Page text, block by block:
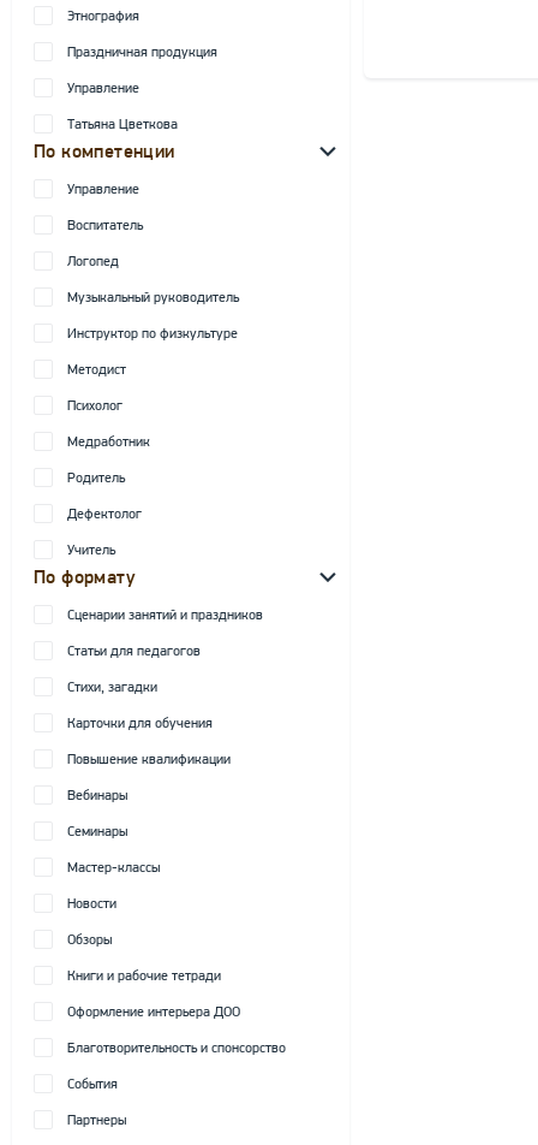
Этнография
Праздничная продукция
Управление
Татьяна Цветкова
По компетенции
Управление
Воспитатель
Логопед
Музыкальный руководитель
Инструктор по физкультуре
Методист
Психолог
Медработник
Родитель
Дефектолог
Учитель
По формату
Сценарии занятий и праздников
Статьи для педагогов
Стихи, загадки
Карточки для обучения
Повышение квалификации
Вебинары
Семинары
Мастер-классы
Новости
Обзоры
Книги и рабочие тетради
Оформление интерьера ДОО
Благотворительность и спонсорство
События
Партнеры